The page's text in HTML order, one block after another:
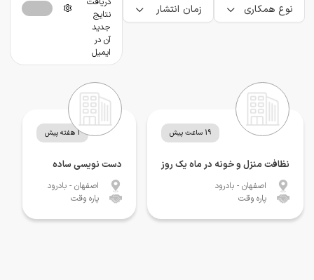
نوع همکاری زمان انتشار
نتایج
جدید
آن در
ایمیل
19 ساعت پیش
نظافت منزل و خونه در ماه یک روز
اصفهان - بادرود
پاره وقت
1 هفته پیش
دست نویسی ساده
اصفهان - بادرود
پاره وقت